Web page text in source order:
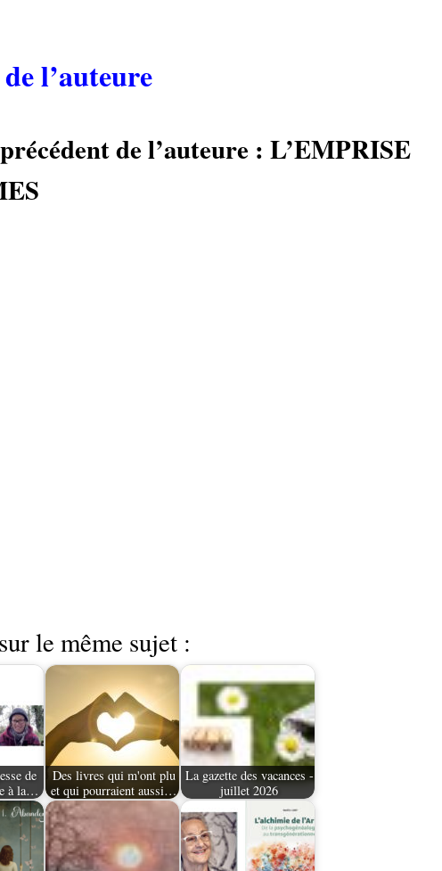
l’auteure
de l’auteure : L’EMPRISE
le même sujet :
de
à la…
Des livres qui m'ont plu
et qui pourraient aussi…
La gazette des vacances -
juillet 2026